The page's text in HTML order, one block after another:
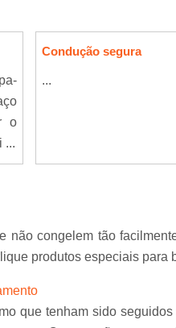
o
...
Condução segura
...
não congelem tão
produtos especiais para
que tenham sido